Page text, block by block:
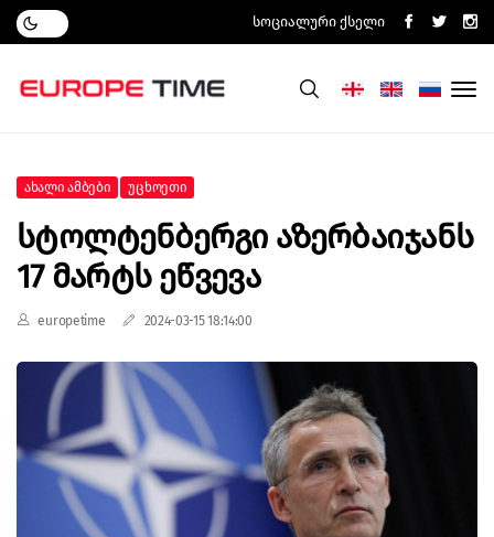
Სოციალური Ქსელი
Ახალი Ამბები Უცხოეთი
Სტოლტენბერგი Აზერბაიჯანს
17 Მარტს Ეწვევა
europetime 2024-03-15 18:14:00